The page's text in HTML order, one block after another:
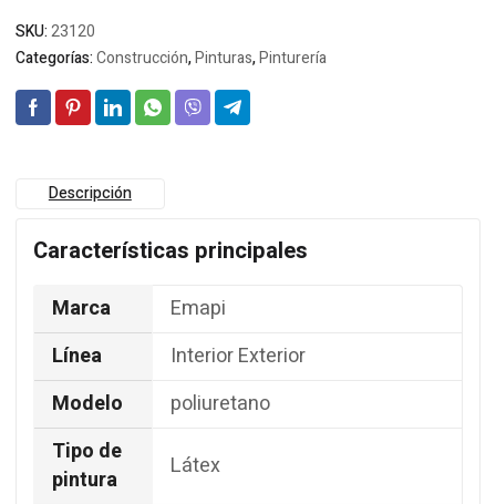
SKU:23120
Categorías:Construcción,Pinturas,Pinturería
Descripción
Características principales
Marca
Emapi
Línea
Interior Exterior
Modelo
poliuretano
Tipo de
pintura
Látex